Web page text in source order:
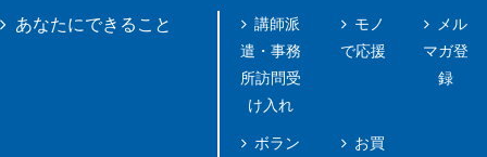
あなたにできること
講師派
遣・事務
所訪問受
け入れ
ボラン
モノ
で応援
お買
メル
マガ登
録